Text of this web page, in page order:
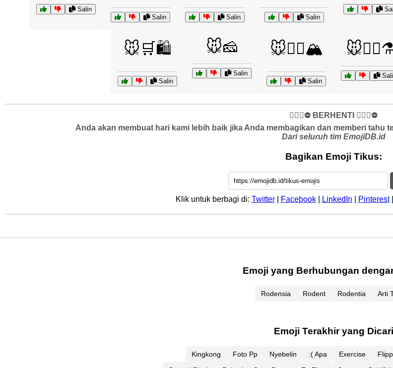
Salin
Salin Salin Salin
🐭🛒🛍️
Salin
🐭🧀
Salin
🐭🧗‍♂️🏔️
Salin
✋🏻🛑⛔️ BERHENTI ✋🏻🛑⛔️
Anda akan membuat hari kami lebih baik jika Anda membagikan dan memberi tahu
Dari seluruh tim EmojiDB.id
Bagikan Emoji Tikus:
Klik untuk berbagi di: Twitter| Facebook| LinkedIn Pinterest|
Emoji yang Berhubungan
Rodensia Rodent Rodentia Arti
Emoji Terakhir yang Dicari
Kingkong Foto Pp Nyebelin :( Apa Exercise